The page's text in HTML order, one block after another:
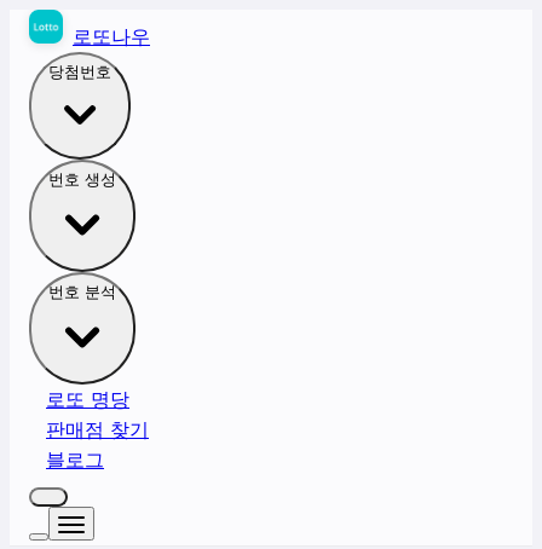
로또나우
당첨번호
번호 생성
번호 분석
로또 명당
판매점 찾기
블로그